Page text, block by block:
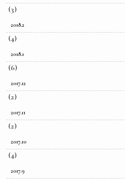
(3)
2018.2
(4)
2018.1
(6)
2017.12
(2)
2017.11
(2)
2017.10
(4)
2017.9